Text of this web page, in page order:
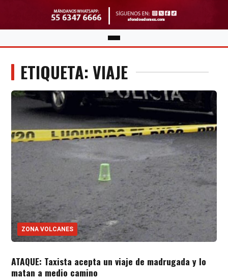
ETIQUETA: VIAJE
ZONA VOLCANES
ATAQUE: Taxista acepta un viaje de madrugada y lo
matan a medio camino